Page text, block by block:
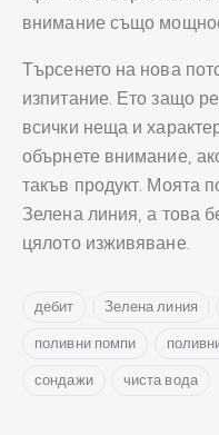
внимание също
Търсенето на нова
изпитание. Ето защо
всички неща и
обърнете внимание,
такъв продукт. Моята
Зелена линия, а това
цялото изживяване.
дебит Зелена линия
поливни помпи
сондажи
чиста вода